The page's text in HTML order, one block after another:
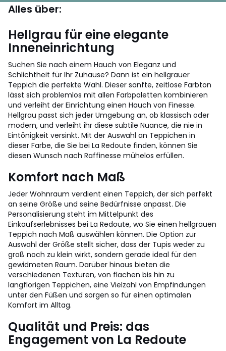
Alles über:
Hellgrau für eine elegante
Inneneinrichtung
Suchen Sie nach einem Hauch von Eleganz und
Schlichtheit für Ihr Zuhause? Dann ist ein hellgrauer
Teppich die perfekte Wahl. Dieser sanfte, zeitlose Farbton
lässt sich problemlos mit allen Farbpaletten kombinieren
und verleiht der Einrichtung einen Hauch von Finesse.
Hellgrau passt sich jeder Umgebung an, ob klassisch oder
modern, und verleiht ihr diese subtile Nuance, die nie in
Eintönigkeit versinkt. Mit der Auswahl an Teppichen in
dieser Farbe, die Sie bei La Redoute finden, können Sie
diesen Wunsch nach Raffinesse mühelos erfüllen.
Komfort nach Maß
Jeder Wohnraum verdient einen Teppich, der sich perfekt
an seine Größe und seine Bedürfnisse anpasst. Die
Personalisierung steht im Mittelpunkt des
Einkaufserlebnisses bei La Redoute, wo Sie einen hellgrauen
Teppich nach Maß auswählen können. Die Option zur
Auswahl der Größe stellt sicher, dass der Tupis weder zu
groß noch zu klein wirkt, sondern gerade ideal für den
gewidmeten Raum. Darüber hinaus bieten die
verschiedenen Texturen, von flachen bis hin zu
langflorigen Teppichen, eine Vielzahl von Empfindungen
unter den Füßen und sorgen so für einen optimalen
Komfort im Alltag.
Qualität und Preis: das
Engagement von La Redoute